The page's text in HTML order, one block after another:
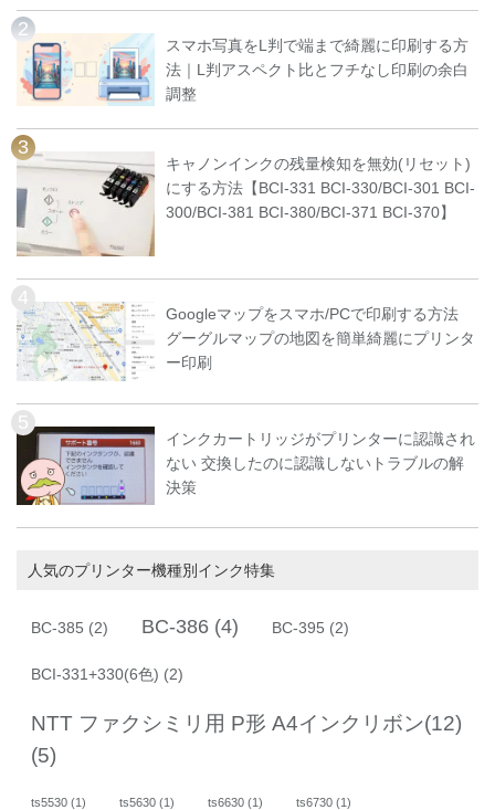
スマホ写真をL判で端まで綺麗に印刷する方
法｜L判アスペクト比とフチなし印刷の余白
調整
キャノンインクの残量検知を無効(リセット)
にする方法【BCI-331 BCI-330/BCI-301 BCI-
300/BCI-381 BCI-380/BCI-371 BCI-370】
Googleマップをスマホ/PCで印刷する方法
グーグルマップの地図を簡単綺麗にプリンタ
ー印刷
インクカートリッジがプリンターに認識され
ない 交換したのに認識しないトラブルの解
決策
人気のプリンター機種別インク特集
BC-385 (2) BC-386 (4) BC-395 (2)
BCI-331+330(6色) (2)
NTT ファクシミリ用 P形 A4インクリボン(12)
(5)
ts5530 (1) ts5630 (1) ts6630 (1) ts6730 (1)